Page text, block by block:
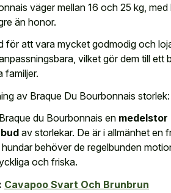
väger mellan 16 och 25 kg, med
än honor.
för att vara mycket godmodig och
vilket gör dem till ett
familjer.
av Braque Du Bourbonnais storlek:
du Bourbonnais en medelstor
av storlekar. De är i allmänhet en
behöver de regelbunden
och friska.
Cavapoo Svart Och Brunbrun